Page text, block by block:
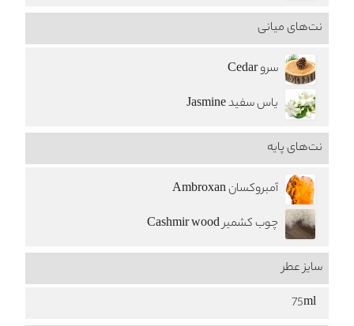
نت‌های میانی
سرو Cedar
یاس سفید Jasmine
نت‌های پایه
آمبروکسان Ambroxan
چوب کشمیر Cashmir wood
سایز عطر
75ml